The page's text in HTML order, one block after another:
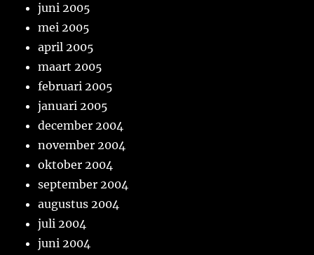
juni 2005
mei 2005
april 2005
maart 2005
februari 2005
januari 2005
december 2004
november 2004
oktober 2004
september 2004
augustus 2004
juli 2004
juni 2004